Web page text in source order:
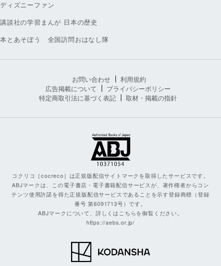
ディズニーファン
講談社の学習まんが 日本の歴史
本とあそぼう 全国訪問おはなし隊
お問い合わせ
利用規約
広告掲載について
プライバシーポリシー
特定商取引法に基づく表記
取材・掲載の指針
コクリコ［cocreco］は正規版配信サイトマークを取得したサービスです。
ABJマークは、この電子書店・電子書籍配信サービスが、著作権者からコン
テンツ使用許諾を得た正規版配信サービスであることを示す登録商標（登録
番号 第6091713号）です。
ABJマークについて、詳しくはこちらを御覧ください。
https://aebs.or.jp/